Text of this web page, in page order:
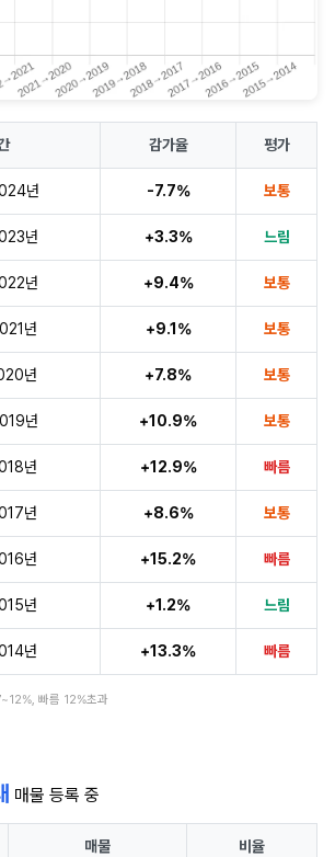
감가율 평가
년 -7.7% 보통
년 +3.3% 느림
년 +9.4% 보통
년 +9.1% 보통
년 +7.8% 보통
년 +10.9% 보통
년 +12.9% 빠름
년 +8.6% 보통
년 +15.2% 빠름
년 +1.2% 느림
년 +13.3% 빠름
빠름 12%초과
매물 등록 중
매물 비율